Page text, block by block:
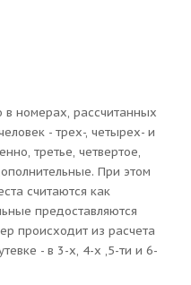
номерах, рассчитанных
- трех-, четырех- и
третье, четвертое,
При этом
считаются как
предоставляются
происходит из расчета
- в 3-х, 4-х ,5-ти и 6-